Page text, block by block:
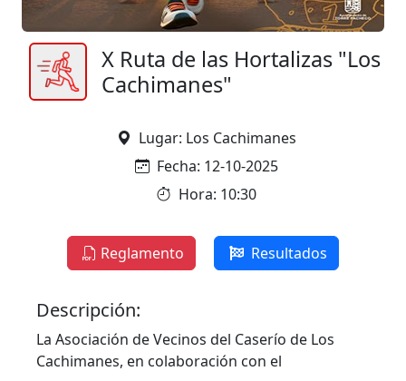
X Ruta de las Hortalizas "Los
Cachimanes"
Lugar: Los Cachimanes
Fecha: 12-10-2025
Hora: 10:30
Reglamento Resultados
Descripción:
La Asociación de Vecinos del Caserío de Los
Cachimanes, en colaboración con el